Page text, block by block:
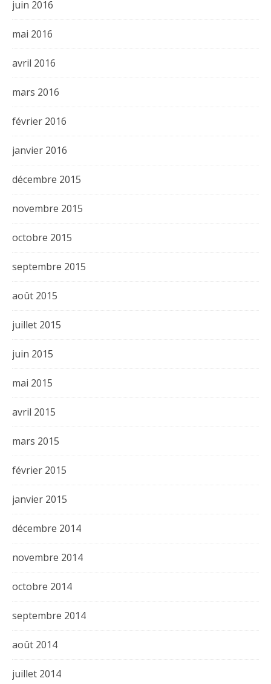
juin 2016
mai 2016
avril 2016
mars 2016
février 2016
janvier 2016
décembre 2015
novembre 2015
octobre 2015
septembre 2015
août 2015
juillet 2015
juin 2015
mai 2015
avril 2015
mars 2015
février 2015
janvier 2015
décembre 2014
novembre 2014
octobre 2014
septembre 2014
août 2014
juillet 2014